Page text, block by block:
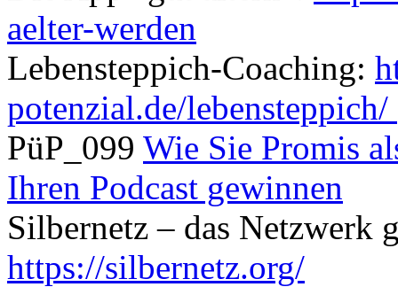
aelter-werden
Lebensteppich-Coaching:
potenzial.de/lebensteppich/
PüP_099 Wie Sie Promis
Ihren Podcast gewinnen
Silbernetz – das Netzwerk
https://silbernetz.org/